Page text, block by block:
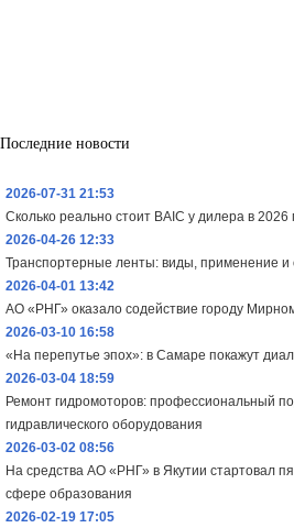
Последние новости
2026-07-31 21:53
Сколько реально стоит BAIC у дилера в 2026
2026-04-26 12:33
Транспортерные ленты: виды, применение и
2026-04-01 13:42
АО «РНГ» оказало содействие городу
2026-03-10 16:58
«На перепутье эпох»: в Самаре покажут
2026-03-04 18:59
Ремонт гидромоторов: профессиональный
гидравлического оборудования
2026-03-02 08:56
На средства АО «РНГ» в Якутии стартовал
сфере образования
2026-02-19 17:05